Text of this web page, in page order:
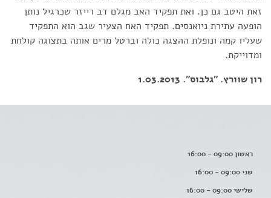
זאת היטב גם כן. ואת תפקיד האב מגלם דב רייזר שכרגיל נותן
הופעה עתירת ניואנסים. תפקיד האח הצעיר שגב הוא התפקיד
שעליו קמה ונופלת ההצגה כולה וברטל מרים אותה בתצוגה קולחת
ומדוייקת.
רון שוורץ. "גלבוס". 1.03.2013
ראשון 09:00 - 16:00
שני 09:00 - 16:00
שלישי 09:00 - 16:00